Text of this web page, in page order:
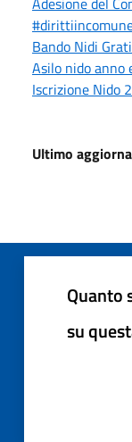
Bando Nidi
Asilo nido
Iscrizione Nido
Ultimo
Quanto
su